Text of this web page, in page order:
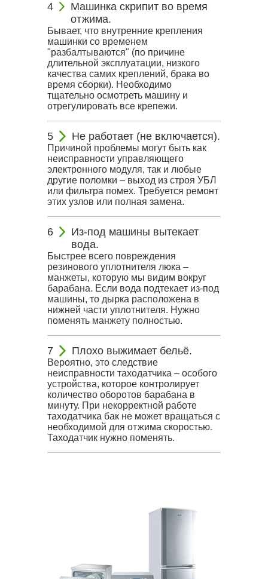
Машинка скрипит во время
отжима.
Бывает, что внутренние крепления
машинки со временем
"разбалтываются" (по причине
длительной эксплуатации, низкого
качества самих креплений, брака во
время сборки). Необходимо
тщательно осмотреть машину и
отрегулировать все крепежи.
Не работает (не включается).
Причиной проблемы могут быть как
неисправности управляющего
электронного модуля, так и любые
другие поломки – выход из строя УБЛ
или фильтра помех. Требуется ремонт
этих узлов или полная замена.
Из-под машины вытекает
вода.
Быстрее всего повреждения
резинового уплотнителя люка –
манжеты, которую мы видим вокруг
барабана. Если вода подтекает из-под
машины, то дырка расположена в
нижней части уплотнителя. Нужно
поменять манжету полностью.
Плохо выжимает бельё.
Вероятно, это следствие
неисправности таходатчика – особого
устройства, которое контролирует
количество оборотов барабана в
минуту. При некорректной работе
таходатчика бак не может вращаться с
необходимой для отжима скоростью.
Таходатчик нужно поменять.